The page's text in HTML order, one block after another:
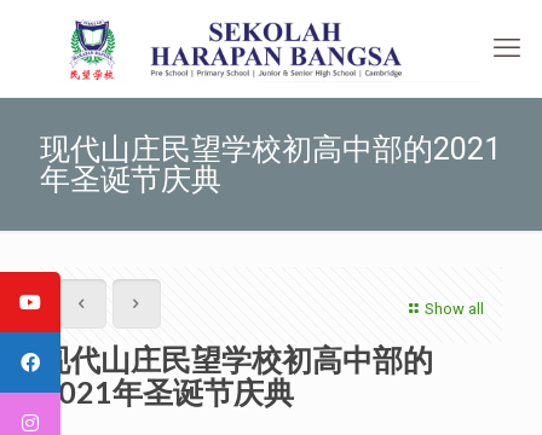
现代山庄民望学校初高中部的2021
年圣诞节庆典
Show all
现代山庄民望学校初高中部的
2021年圣诞节庆典